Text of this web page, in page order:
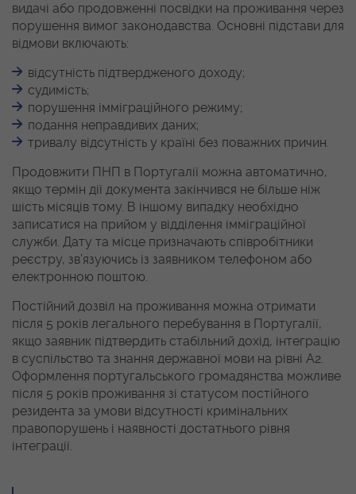
видачі або продовженні посвідки на проживання через
порушення вимог законодавства. Основні підстави для
відмови включають:
відсутність підтвердженого доходу;
судимість;
порушення імміграційного режиму;
подання неправдивих даних;
тривалу відсутність у країні без поважних причин.
Продовжити ПНП в Португалії можна автоматично,
якщо термін дії документа закінчився не більше ніж
шість місяців тому. В іншому випадку необхідно
записатися на прийом у відділення імміграційної
служби. Дату та місце призначають співробітники
реєстру, зв’язуючись із заявником телефоном або
електронною поштою.
Постійний дозвіл на проживання можна отримати
після 5 років легального перебування в Португалії,
якщо заявник підтвердить стабільний дохід, інтеграцію
в суспільство та знання державної мови на рівні А2.
Оформлення португальського громадянства можливе
після 5 років проживання зі статусом постійного
резидента за умови відсутності кримінальних
правопорушень і наявності достатнього рівня
інтеграції.